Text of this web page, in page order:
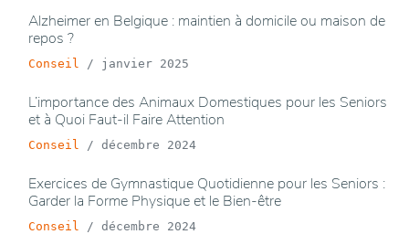
Alzheimer en Belgique : maintien à domicile ou maison de
repos ?
Conseil / janvier 2025
L’importance des Animaux Domestiques pour les Seniors
et à Quoi Faut-il Faire Attention
Conseil / décembre 2024
Exercices de Gymnastique Quotidienne pour les Seniors :
Garder la Forme Physique et le Bien-être
Conseil / décembre 2024